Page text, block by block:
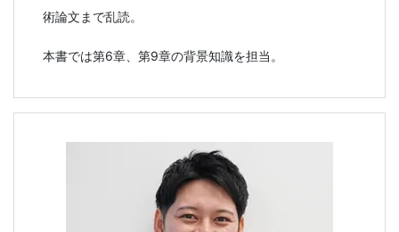
術論文まで乱読。
本書では第6章、第9章の背景知識を担当。